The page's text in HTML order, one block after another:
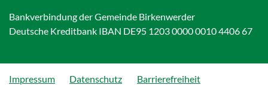
Bankverbindung der Gemeinde Birkenwerder
Deutsche Kreditbank IBAN DE95 1203 0000 0010 4406 67
Impressum Datenschutz Barrierefreiheit